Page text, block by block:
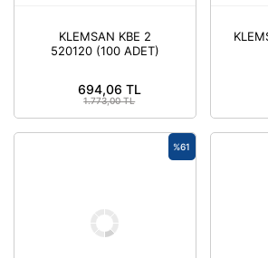
KLEMSAN KBE 2
520120 (100 ADET)
694,06 TL
1.773,00 TL
%61